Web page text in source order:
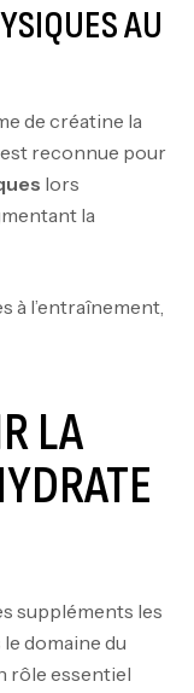
AU
de créatine la
est reconnue pour
lors
la
à l’entraînement,
LA
suppléments les
domaine du
rôle essentiel